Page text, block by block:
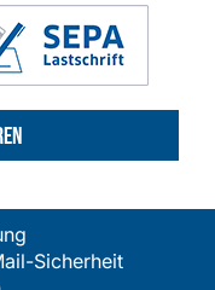
Sicherheit